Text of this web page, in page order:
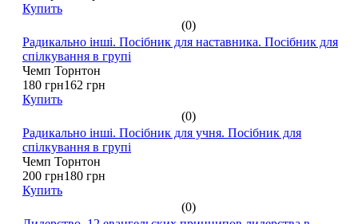
Купить
(0)
Радикально інші. Посібник для наставника. Посібник для
спілкування в групі
Чемп Торнтон
180 грн162 грн
Купить
(0)
Радикально інші. Посібник для учня. Посібник для
спілкування в групі
Чемп Торнтон
200 грн180 грн
Купить
(0)